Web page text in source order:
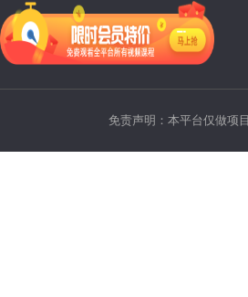
免责声明：本平台仅做项